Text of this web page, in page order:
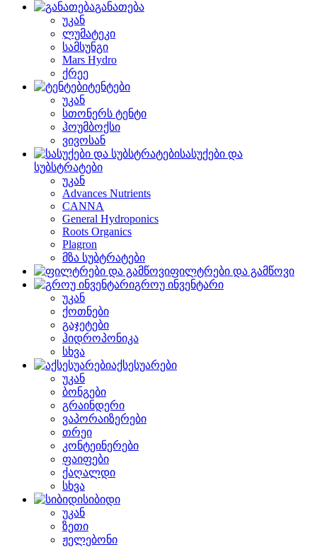
განათება
უკან
ლუმატეკი
სამსუნგი
Mars Hydro
ქრეე
ტენტები
უკან
სთონერს ტენტი
ჰოუმბოქსი
ვივოსან
სასუქები და
სუბსტრატები
უკან
Advances Nutrients
CANNA
General Hydroponics
Roots Organics
Plagron
მზა სუბტრატები
ფილტრები და გამწოვი
გროუ ინვენტარი
უკან
ქოთნები
გაჯეტები
ჰიდროპონიკა
სხვა
აქსესუარები
უკან
ბონგები
გრაინდერი
ვაპორაიზერები
თრეი
კონტეინერები
ფაიფები
ქაღალდი
სხვა
სიბიდი
უკან
ზეთი
ჟელებონი